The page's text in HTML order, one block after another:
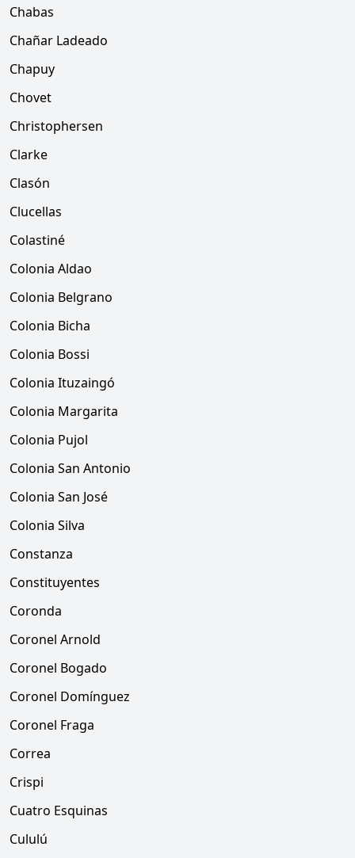
Chabas
Chañar Ladeado
Chapuy
Chovet
Christophersen
Clarke
Clasón
Clucellas
Colastiné
Colonia Aldao
Colonia Belgrano
Colonia Bicha
Colonia Bossi
Colonia Ituzaingó
Colonia Margarita
Colonia Pujol
Colonia San Antonio
Colonia San José
Colonia Silva
Constanza
Constituyentes
Coronda
Coronel Arnold
Coronel Bogado
Coronel Domínguez
Coronel Fraga
Correa
Crispi
Cuatro Esquinas
Cululú